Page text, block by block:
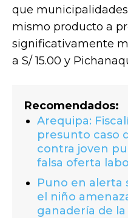
que
mismo producto a
significativamente
a S/ 15.00 y
Recomendados:
Arequipa:
presunto caso
contra joven
falsa oferta
Puno en alerta
el niño
ganadería de